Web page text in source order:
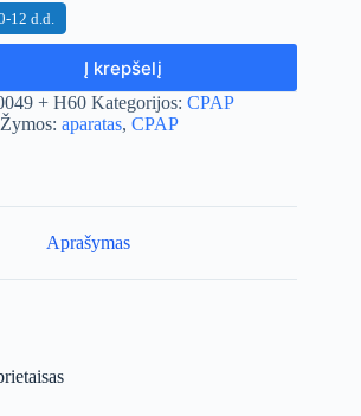
12 d.d.
Į krepšelį
+ H60 Kategorijos: CPAP
Žymos: aparatas, CPAP
Aprašymas